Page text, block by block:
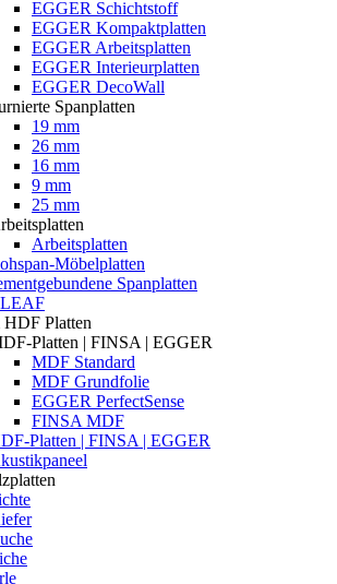
EGGER Schichtstoff
EGGER Kompaktplatten
EGGER Arbeitsplatten
EGGER Interieurplatten
EGGER DecoWall
Spanplatten
19 mm
26 mm
16 mm
9 mm
25 mm
Arbeitsplatten
Möbelplatten
Spanplatten
Platten
Platten | FINSA | EGGER
MDF Standard
MDF Grundfolie
EGGER PerfectSense
FINSA MDF
Platten | FINSA | EGGER